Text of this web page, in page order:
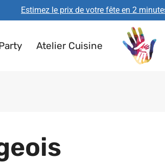
Estimez le prix de votre fête en 2
Atelier Cuisine